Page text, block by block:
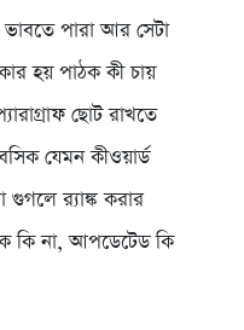
পারা আর সেটা
হয় পাঠক কী চায়
ছোট রাখতে
যেমন কীওয়ার্ড
গুগলে র‍্যাঙ্ক করার
কি না, আপডেটেড কি